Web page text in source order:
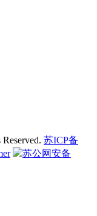
苏ICP备
苏公网安备